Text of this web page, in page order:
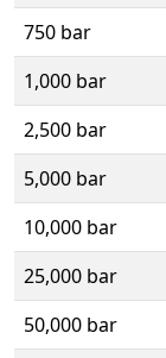
750 bar
1,000 bar
2,500 bar
5,000 bar
10,000 bar
25,000 bar
50,000 bar